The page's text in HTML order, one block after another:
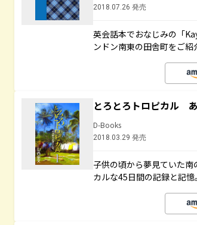
2018.07.26 発売
英会話本でおなじみの「
ンドン南東の田舎町をご紹
とろとろトロピカル
D-Books
2018.03.29 発売
子供の頃から夢見ていた
カルな45日間の記録と記憶。